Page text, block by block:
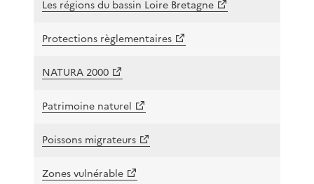
Les régions du bassin Loire Bretagne
Protections règlementaires
NATURA 2000
Patrimoine naturel
Poissons migrateurs
Zones vulnérable